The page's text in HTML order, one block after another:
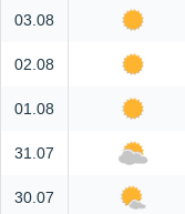
03.08
02.08
01.08
31.07
30.07